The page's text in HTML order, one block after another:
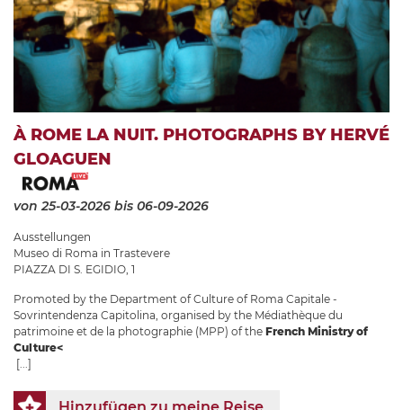
À ROME LA NUIT. PHOTOGRAPHS BY HERVÉ
GLOAGUEN
von 25-03-2026 bis 06-09-2026
Ausstellungen
Museo di Roma in Trastevere
PIAZZA DI S. EGIDIO, 1
Promoted by the Department of Culture of Roma Capitale -
Sovrintendenza Capitolina, organised by the Médiathèque du
patrimoine et de la photographie (MPP) of the French Ministry of
Culture<
[...]